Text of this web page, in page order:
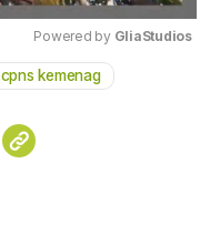
Powered by GliaStudios
cpns kemenag